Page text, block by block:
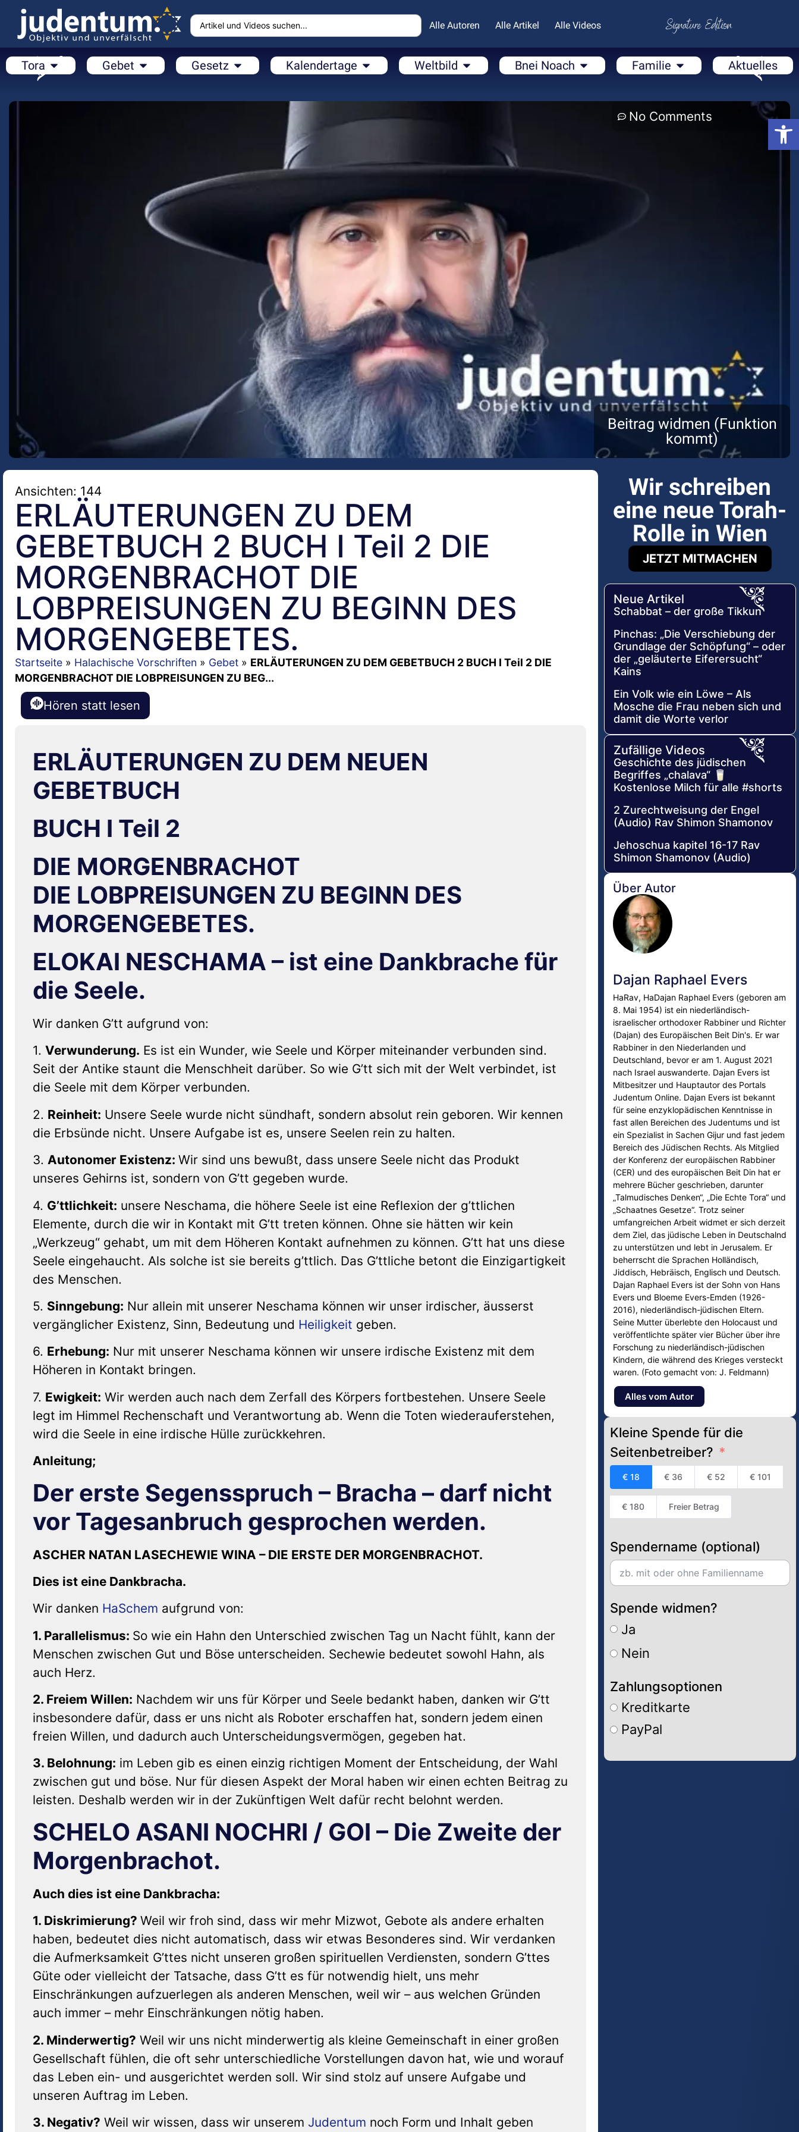
Alle Autoren Alle Artikel Alle Videos
Tora Gebet Gesetz Kalendertage Weltbild Bnei Noach Familie Aktuelles
No Comments
Beitrag widmen (Funktion
kommt)
Ansichten: 144
ERLÄUTERUNGEN ZU DEM
GEBETBUCH 2 BUCH I Teil 2 DIE
MORGENBRACHOT DIE
LOBPREISUNGEN ZU BEGINN DES
MORGENGEBETES.
Startseite » Halachische Vorschriften » Gebet » ERLÄUTERUNGEN ZU DEM GEBETBUCH 2 BUCH I Teil 2 DIE
MORGENBRACHOT DIE LOBPREISUNGEN ZU BEG...
Hören statt lesen
ERLÄUTERUNGEN ZU DEM NEUEN
GEBETBUCH
BUCH I Teil 2
DIE MORGENBRACHOT
DIE LOBPREISUNGEN ZU BEGINN DES
MORGENGEBETES.
ELOKAI NESCHAMA – ist eine Dankbrache für
die Seele.
Wir danken G’tt aufgrund von:
1. Verwunderung. Es ist ein Wunder, wie Seele und Körper miteinander verbunden sind.
Seit der Antike staunt die Menschheit darüber. So wie G’tt sich mit der Welt verbindet, ist
die Seele mit dem Körper verbunden.
2. Reinheit: Unsere Seele wurde nicht sündhaft, sondern absolut rein geboren. Wir kennen
die Erbsünde nicht. Unsere Aufgabe ist es, unsere Seelen rein zu halten.
3. Autonomer Existenz: Wir sind uns bewußt, dass unsere Seele nicht das Produkt
unseres Gehirns ist, sondern von G’tt gegeben wurde.
4. G’ttlichkeit: unsere Neschama, die höhere Seele ist eine Reflexion der g’ttlichen
Elemente, durch die wir in Kontakt mit G’tt treten können. Ohne sie hätten wir kein
„Werkzeug“ gehabt, um mit dem Höheren Kontakt aufnehmen zu können. G’tt hat uns diese
Seele eingehaucht. Als solche ist sie bereits g’ttlich. Das G’ttliche betont die Einzigartigkeit
des Menschen.
5. Sinngebung: Nur allein mit unserer Neschama können wir unser irdischer, äusserst
vergänglicher Existenz, Sinn, Bedeutung und Heiligkeit geben.
6. Erhebung: Nur mit unserer Neschama können wir unsere irdische Existenz mit dem
Höheren in Kontakt bringen.
7. Ewigkeit: Wir werden auch nach dem Zerfall des Körpers fortbestehen. Unsere Seele
legt im Himmel Rechenschaft und Verantwortung ab. Wenn die Toten wiederauferstehen,
wird die Seele in eine irdische Hülle zurückkehren.
Anleitung;
Der erste Segensspruch – Bracha – darf nicht
vor Tagesanbruch gesprochen werden.
ASCHER NATAN LASECHEWIE WINA – DIE ERSTE DER MORGENBRACHOT.
Dies ist eine Dankbracha.
Wir danken HaSchem aufgrund von:
1. Parallelismus: So wie ein Hahn den Unterschied zwischen Tag un Nacht fühlt, kann der
Menschen zwischen Gut und Böse unterscheiden. Sechewie bedeutet sowohl Hahn, als
auch Herz.
2. Freiem Willen: Nachdem wir uns für Körper und Seele bedankt haben, danken wir G’tt
insbesondere dafür, dass er uns nicht als Roboter erschaffen hat, sondern jedem einen
freien Willen, und dadurch auch Unterscheidungsvermögen, gegeben hat.
3. Belohnung: im Leben gib es einen einzig richtigen Moment der Entscheidung, der Wahl
zwischen gut und böse. Nur für diesen Aspekt der Moral haben wir einen echten Beitrag zu
leisten. Deshalb werden wir in der Zukünftigen Welt dafür recht belohnt werden.
SCHELO ASANI NOCHRI / GOI – Die Zweite der
Morgenbrachot.
Auch dies ist eine Dankbracha:
1. Diskrimierung? Weil wir froh sind, dass wir mehr Mizwot, Gebote als andere erhalten
haben, bedeutet dies nicht automatisch, dass wir etwas Besonderes sind. Wir verdanken
die Aufmerksamkeit G’ttes nicht unseren großen spirituellen Verdiensten, sondern G’ttes
Güte oder vielleicht der Tatsache, dass G’tt es für notwendig hielt, uns mehr
Einschränkungen aufzuerlegen als anderen Menschen, weil wir – aus welchen Gründen
auch immer – mehr Einschränkungen nötig haben.
2. Minderwertig? Weil wir uns nicht minderwertig als kleine Gemeinschaft in einer großen
Gesellschaft fühlen, die oft sehr unterschiedliche Vorstellungen davon hat, wie und worauf
das Leben ein- und ausgerichtet werden soll. Wir sind stolz auf unsere Aufgabe und
unseren Auftrag im Leben.
3. Negativ? Weil wir wissen, dass wir unserem Judentum noch Form und Inhalt geben
Wir schreiben
eine neue Torah-
Rolle in Wien
JETZT MITMACHEN
Neue Artikel
Schabbat – der große Tikkun
Pinchas: „Die Verschiebung der
Grundlage der Schöpfung“ – oder
der „geläuterte Eiferersucht“
Kains
Ein Volk wie ein Löwe – Als
Mosche die Frau neben sich und
damit die Worte verlor
Zufällige Videos
Geschichte des jüdischen
Begriffes „chalava“ 🥛
Kostenlose Milch für alle #shorts
2 Zurechtweisung der Engel
(Audio) Rav Shimon Shamonov
Jehoschua kapitel 16-17 Rav
Shimon Shamonov (Audio)
Über Autor
Dajan Raphael Evers
HaRav, HaDajan Raphael Evers (geboren am
8. Mai 1954) ist ein niederländisch-
israelischer orthodoxer Rabbiner und Richter
(Dajan) des Europäischen Beit Din's. Er war
Rabbiner in den Niederlanden und
Deutschland, bevor er am 1. August 2021
nach Israel auswanderte. Dajan Evers ist
Mitbesitzer und Hauptautor des Portals
Judentum Online. Dajan Evers ist bekannt
für seine enzyklopädischen Kenntnisse in
fast allen Bereichen des Judentums und ist
ein Spezialist in Sachen Gijur und fast jedem
Bereich des Jüdischen Rechts. Als Mitglied
der Konferenz der europäischen Rabbiner
(CER) und des europäischen Beit Din hat er
mehrere Bücher geschrieben, darunter
„Talmudisches Denken“, „Die Echte Tora“ und
„Schaatnes Gesetze“. Trotz seiner
umfangreichen Arbeit widmet er sich derzeit
dem Ziel, das jüdische Leben in Deutschalnd
zu unterstützen und lebt in Jerusalem. Er
beherrscht die Sprachen Holländisch,
Jiddisch, Hebräisch, Englisch und Deutsch.
Dajan Raphael Evers ist der Sohn von Hans
Evers und Bloeme Evers-Emden (1926-
2016), niederländisch-jüdischen Eltern.
Seine Mutter überlebte den Holocaust und
veröffentlichte später vier Bücher über ihre
Forschung zu niederländisch-jüdischen
Kindern, die während des Krieges versteckt
waren. (Foto gemacht von: J. Feldmann)
Alles vom Autor
Kleine Spende für die
Seitenbetreiber?
€ 18 € 36 € 52 € 101
€ 180 Freier Betrag
Spendername (optional)
Spende widmen?
Ja
Nein
Zahlungsoptionen
Kreditkarte
PayPal
Alternative: